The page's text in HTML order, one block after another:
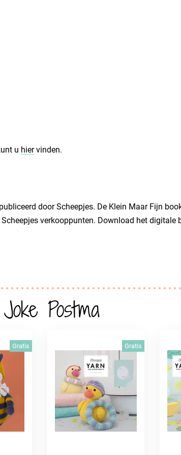
u hiervinden.
door Scheepjes. De Klein Maar Fijn
verkooppunten. Download het digitale
Postma
Gratis Gratis